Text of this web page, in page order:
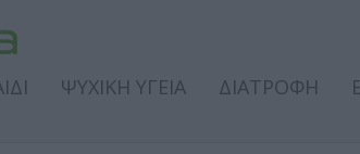
ΨΥΧΙΚΗ ΥΓΕΙΑ ΔΙΑΤΡΟΦΗ